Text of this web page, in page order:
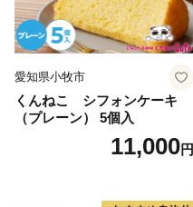
でいます。
愛知県小牧市
くんねこ シフォンケーキ
（プレーン） 5個入
11,000円